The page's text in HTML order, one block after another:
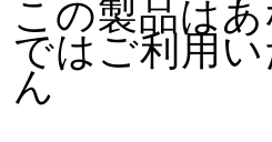
この製品は
ではご利用
ん